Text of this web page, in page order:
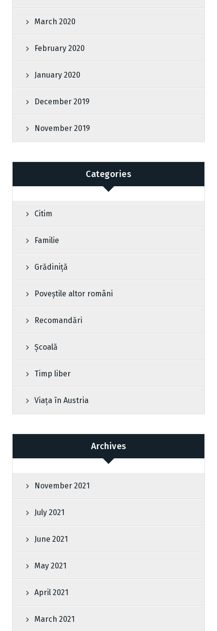
March 2020
February 2020
January 2020
December 2019
November 2019
Categories
Citim
Familie
Grădiniță
Poveștile altor români
Recomandări
Școală
Timp liber
Viața în Austria
Archives
November 2021
July 2021
June 2021
May 2021
April 2021
March 2021